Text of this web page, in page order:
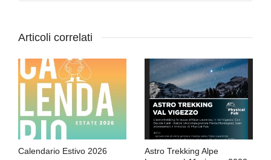
Articoli correlati
Calendario Estivo 2026
Astro Trekking Alpe